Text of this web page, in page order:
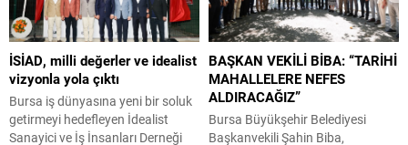
Harmancık Belediye Başkanı
Haşim Ali Arıkan belediye meclis
üyeleriyle birlikte Heykel’deki
Atatürk Anıtı’nda CHP’den istifa
ederek YENİ Parti’ye geçti. Heykel
Atatürk Anıtı önünde düzenlenen
basın...
yerleştirerek, zirai ilaç
ambalajlarının güvenli şekilde
toplanmasını sağlayacak çevreci
uygulamayı hayata geçirdi.
Osmangazi Belediyesi, çevrenin
korunması ve sürdürülebilir
tarımsal üretimin desteklenmesi
amacıyla hayata geçirdiği çevreci
İSİAD, milli değerler ve idealist
vizyonla yola çıktı
Bursa iş dünyasına yeni bir soluk
getirmeyi hedefleyen İdealist
Sanayici ve İş İnsanları Derneği
BAŞKAN VEKİLİ BİBA: “TARİHİ
MAHALLELERE NEFES
ALDIRACAĞIZ”
Bursa Büyükşehir Belediyesi
Başkanvekili Şahin Biba,